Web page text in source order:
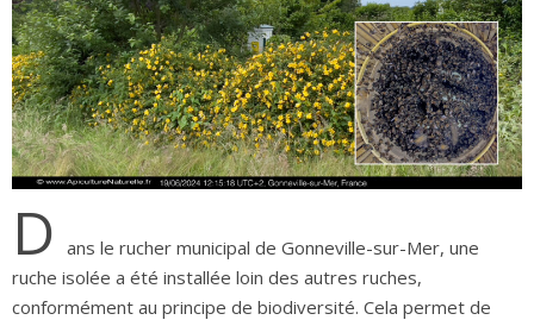
D ans le rucher municipal de Gonneville-sur-Mer, une
ruche isolée a été installée loin des autres ruches,
conformément au principe de biodiversité. Cela permet de